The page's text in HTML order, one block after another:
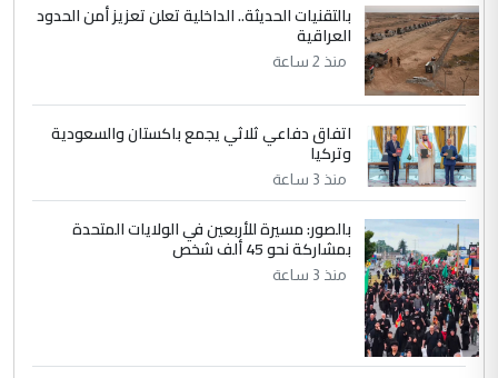
ابا فرات ...
الموضوع :
الجواهري يرد على صدام حسين سل
مضجعيك يابن الزنا (نص كامل)
5 سردار
التعليق : واحد من عصابة علي ماما يسقط
جنسية الرافد الثالث للعراق ومن اصول عريقة
ابا فرات ...
الموضوع :
الجواهري يرد على صدام حسين سل
مضجعيك يابن الزنا (نص كامل)
بالتقنيات الحديثة.. الداخلية تعلن تعزيز أمن الحدود
العراقية
منذ 2 ساعة
اتفاق دفاعي ثلاثي يجمع باكستان والسعودية
وتركيا
منذ 3 ساعة
بالصور: مسيرة للأربعين في الولايات المتحدة
بمشاركة نحو 45 ألف شخص
منذ 3 ساعة